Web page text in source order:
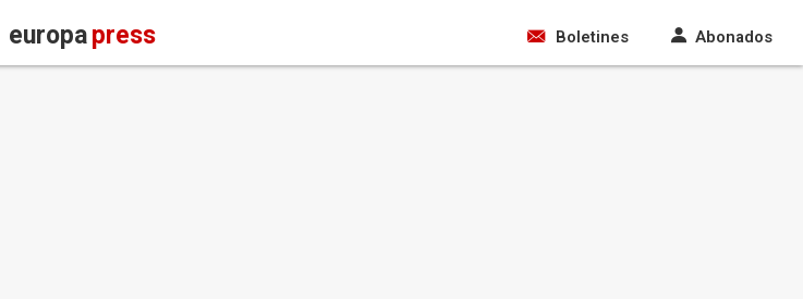
europapress Boletines Abonados